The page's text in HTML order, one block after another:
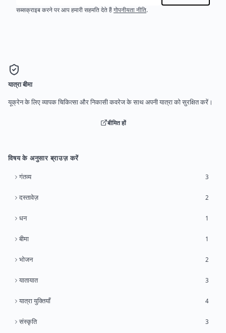
सब्सक्राइब करने पर आप हमारी सहमति देते हैं गोपनीयता नीति.
यात्रा बीमा
यूक्रेन के लिए व्यापक चिकित्सा और निकासी कवरेज के साथ अपनी यात्रा को सुरक्षित करें।
बीमित हों
विषय के अनुसार ब्राउज़ करें
गंतव्य 3
दस्तावेज़ 2
धन 1
बीमा 1
भोजन 2
यातायात 3
यात्रा युक्तियाँ 4
संस्कृति 3